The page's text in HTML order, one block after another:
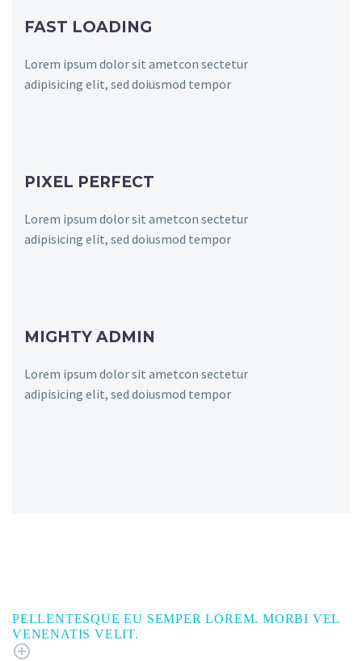
FAST LOADING
Lorem ipsum dolor sit ametcon sectetur
adipisicing elit, sed doiusmod tempor
PIXEL PERFECT
Lorem ipsum dolor sit ametcon sectetur
adipisicing elit, sed doiusmod tempor
MIGHTY ADMIN
Lorem ipsum dolor sit ametcon sectetur
adipisicing elit, sed doiusmod tempor
PELLENTESQUE EU SEMPER LOREM. MORBI VEL
VENENATIS VELIT.